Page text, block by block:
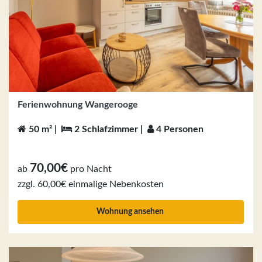
Ferienwohnung Wangerooge
50 m² | 2 Schlafzimmer | 4 Personen
ab 70,00€ pro Nacht
zzgl. 60,00€ einmalige Nebenkosten
Wohnung ansehen